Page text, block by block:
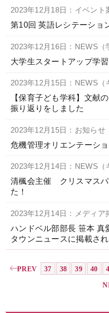
2023年12月18日：イベント
第10回 英語レシテーショ
2023年12月16日：NEWS（
大学生スタートアップ学
2023年12月15日：NEWS（
【保育子ども学科】文献
振り返りをしました
2023年12月15日：お知らせ
危機管理オリエンテーシ
2023年12月14日：NEWS（
清楓会主催 クリスマスパ
た！
2023年12月14日：メディア
ハンドベル部部長 笹本 真
タウンニュースに掲載さ
PREV 37 38 39 40